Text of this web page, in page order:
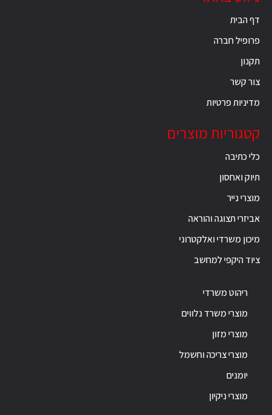
דף הבית
פרופיל חברה
תקנון
צור קשר
מדיניות פרטיות
קטגוריות מוצרים
כלי כתיבה
תיוק ואחסון
מוצרי נייר
אביזרי תצוגה והוראה
מיכון משרדי ואלקטרוני
ציוד היקפי למחשב
ריהוט משרדי
מוצרי משרד נלווים
מוצרי מזון
מוצרי צריכה וחשמל
יומנים
מוצרי ניקיון